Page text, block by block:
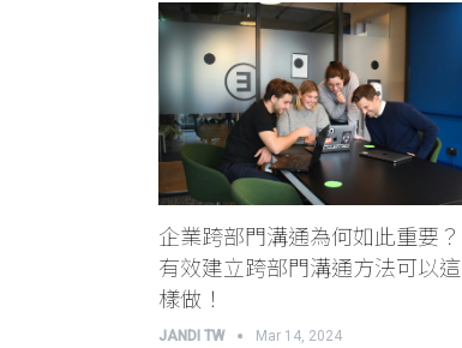
企業跨部門溝通為何如此重要？
有效建立跨部門溝通方法可以這
樣做！
JANDI TW Mar 14, 2024